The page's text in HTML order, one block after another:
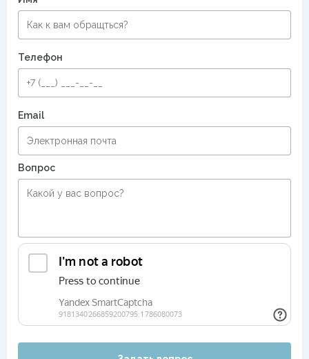
Ковры на кухню
Безворсовые хлопковые ковры
Телефон
Email
Вопрос